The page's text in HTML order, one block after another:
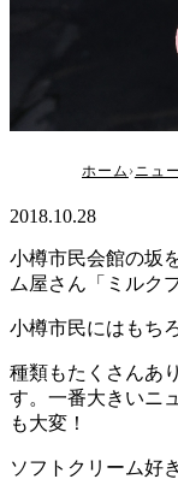
「ミルクプラ
ホーム ニュ
2018.10.28
小樽市民会館の坂
ム屋さん「ミルク
小樽市民にはもち
種類もたくさんあ
す。一番大きいニ
も大変！
ソフトクリーム好